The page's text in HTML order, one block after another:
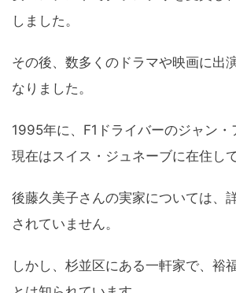
しました。
その後、数多くのドラマや映画に出
なりました。
1995年に、F1ドライバーのジャン・
現在はスイス・ジュネーブに在住し
後藤久美子さんの実家については、
されていません。
しかし、杉並区にある一軒家で、裕